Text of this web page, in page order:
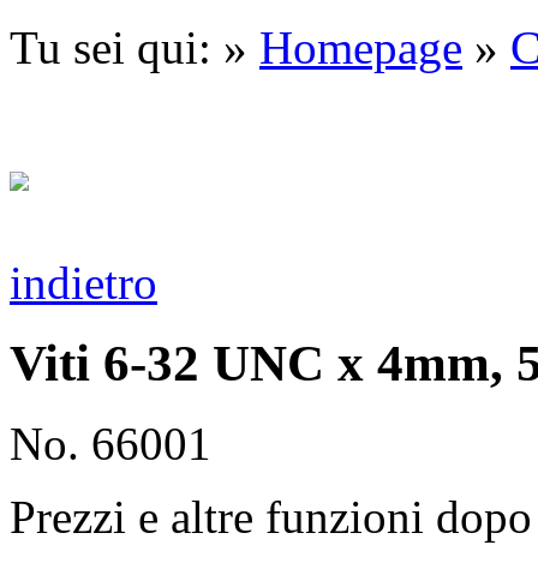
Tu sei qui: » Homepage »
indietro
Viti 6-32 UNC x 4mm,
No. 66001
Prezzi e altre funzioni